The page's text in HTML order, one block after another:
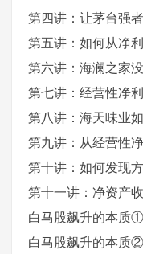
第四讲：让茅台强
第五讲：如何从净
第六讲：海澜之家
第七讲：经营性净
第八讲：海天味业
第九讲：从经营性
第十讲：如何发现
第十一讲：净资产
白马股飙升的本
白马股飙升的本